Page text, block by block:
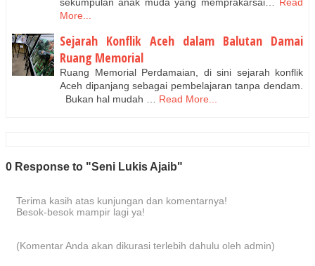
sekumpulan anak muda yang memprakarsai…
Read
More...
Sejarah Konflik Aceh dalam Balutan Damai
Ruang Memorial
Ruang Memorial Perdamaian, di sini sejarah konflik
Aceh dipanjang sebagai pembelajaran tanpa dendam.
Bukan hal mudah …
Read More...
0 Response to "Seni Lukis Ajaib"
Terima kasih atas kunjungan dan komentarnya!
Besok-besok mampir lagi ya!
(Komentar Anda akan dikurasi terlebih dahulu oleh admin)